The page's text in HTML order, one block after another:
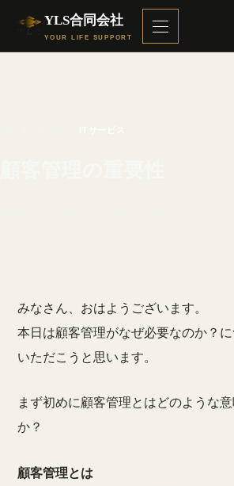
YLS合同会社
YOUR LIFE SUPPORT
みなさん、おはようございます。
本日は顧客管理がなぜ必要なのか？に
いただこうと思います。
まず初めに顧客管理とはどのような
か？
顧客管理とは